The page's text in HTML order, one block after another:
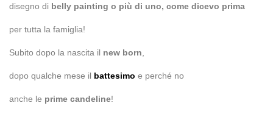
disegno di belly painting o più di uno, come dicevo prima
per tutta la famiglia!
Subito dopo la nascita il new born
dopo qualche mese il battesimo e perché no
anche le prime candeline!